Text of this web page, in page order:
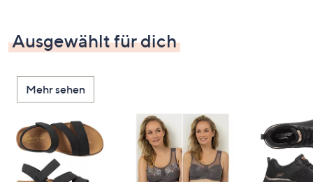
Ausgewählt für dich
Mehr sehen